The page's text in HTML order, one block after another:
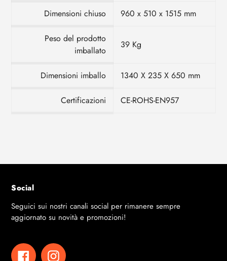
Dimensioni chiuso 960 x 510 x 1515 mm
Peso del prodotto
imballato
39 Kg
Dimensioni imballo 1340 X 235 X 650 mm
Certificazioni CE-ROHS-EN957
Social
Seguici sui nostri canali social per rimanere sempre
aggiornato su novità e promozioni!
FacebookInstagram